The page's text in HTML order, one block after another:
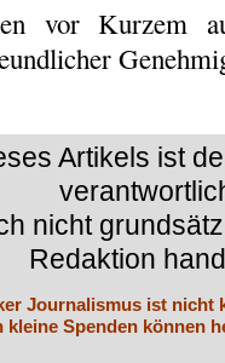
vor Kurzem
Artikels ist
nicht
Redaktion
Journalismus ist nicht
kleine Spenden können